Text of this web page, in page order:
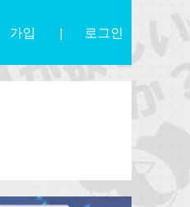
가입 로그인